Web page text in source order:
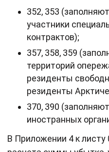
352, 353
участники
контрактов);
357, 358, 359
территорий
резиденты
резиденты
370, 390
иностранных
В Приложении 4 к